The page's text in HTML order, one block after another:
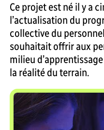
Ce projet est né il y a
l’actualisation du
collective du
souhaitait offrir aux
milieu
la réalité du terrain.